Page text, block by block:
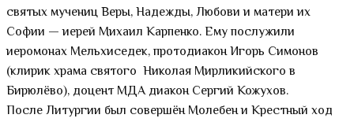
святых мучениц Веры, Надежды, Любови и матери их
Софии — иерей Михаил Карпенко. Ему послужили
иеромонах Мельхиседек, протодиакон Игорь Симонов
(клирик храма святого Николая Мирликийского в
Бирюлёво), доцент МДА диакон Сергий Кожухов.
После Литургии был совершён Молебен и Крестный ход